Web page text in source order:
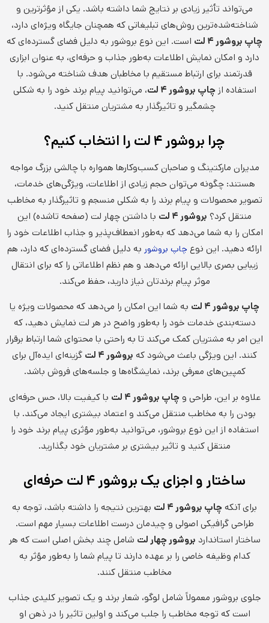
می‌تواند تأثیر زیادی بر نتایج شما داشته باشد. یکی از مؤثرترین و
شناخته‌شده‌ترین روش‌های تبلیغاتی که همچنان جایگاه ویژه‌ای دارد،
چاپ بروشور ۴ لت
است. این نوع بروشور به دلیل فضای گسترده‌ای که
دارد و امکان نمایش اطلاعات به‌طور جذاب و حرفه‌ای، به عنوان ابزاری
قدرتمند برای ارتباط مستقیم با مخاطبان هدف شناخته می‌شود. با
استفاده ازچاپ بروشور ۴ لت
، می‌توانید پیام برند خود را به شکلی
چشمگیر و تاثیرگذار به مشتریان منتقل کنید.
چرا بروشور ۴ لت را انتخاب کنیم؟
مدیران مارکتینگ و صاحبان کسب‌وکارها همواره با چالشی بزرگ مواجه
هستند: چگونه می‌توان حجم زیادی از اطلاعات، ویژگی‌های خدمات،
تصویر محصولات و پیام برند را به شکلی منسجم و تاثیرگذار به مخاطب
منتقل کرد؟ بروشور ۴ لت
با داشتن چهار لت (صفحه تا‌شده) این
امکان را به شما می‌دهد که به‌طور انعطاف‌پذیر و جذاب اطلاعات خود را
ارائه دهید. این نوع چاپ بروشور به دلیل فضای گسترده‌ای که دارد، هم
زیبایی بصری بالایی ارائه می‌دهد و هم نظم اطلاعاتی را که برای انتقال
موثر پیام برندتان نیاز دارید، حفظ می‌کند.
چاپ بروشور ۴ لت
به شما این امکان را می‌دهد که محصولات ویژه یا
دسته‌بندی خدمات خود را به‌طور واضح در هر لت نمایش دهید، که
این امر به مشتریان کمک می‌کند تا به راحتی با محتوای شما ارتباط برقرار
کنند. این ویژگی باعث می‌شود که بروشور ۴ لت
گزینه‌ای ایده‌آل برای
کمپین‌های معرفی برند، نمایشگاه‌ها و جلسه‌های فروش باشد.
علاوه بر این، طراحی وچاپ بروشور ۴ لت
با کیفیت بالا، حس حرفه‌ای
بودن را به مخاطب منتقل می‌کند و اعتماد بیشتری ایجاد می‌کند. با
استفاده از این نوع بروشور، می‌توانید به‌طور مؤثری پیام برند خود را
منتقل کنید و تاثیر بیشتری بر مشتریان خود بگذارید.
ساختار و اجزای یک بروشور ۴ لت حرفه‌ای
برای آنکهچاپ بروشور ۴ لت
بهترین نتیجه را داشته باشد، توجه به
طراحی گرافیکی اصولی و چیدمان درست اطلاعات بسیار مهم است.
ساختار استاندارد بروشور چهار لت شامل چند بخش اصلی است که هر
کدام وظیفه خاصی را بر عهده دارند تا پیام شما را به‌طور مؤثر به
مخاطب منتقل کنند.
جلوی بروشور معمولاً شامل لوگو، شعار برند و یک تصویر کلیدی جذاب
است که توجه مخاطب را جلب می‌کند و اولین تاثیر را در ذهن او